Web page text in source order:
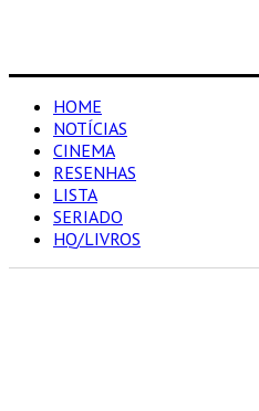
HOME
NOTÍCIAS
CINEMA
RESENHAS
LISTA
SERIADO
HQ/LIVROS